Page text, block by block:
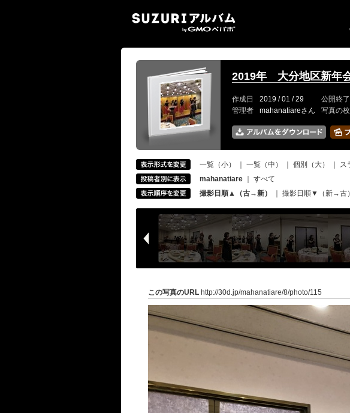
2019年 大分地区新年
作成日 2019 / 01 / 29 公開終了
管理者
mahanatiareさん 写真の
一覧（小） 一覧（中） 個別（大）
ス
mahanatiare
すべて
撮影日順▲（古→新）
撮影日順▼（新→古）
この写真のURL http://30d.jp/mahanatiare/8/photo/115